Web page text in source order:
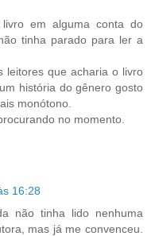
em alguma conta do
tinha parado para ler a
leitores que acharia o livro
história do gênero gosto
monótono.
no momento.
16:28
não tinha lido nenhuma
mas já me convenceu.